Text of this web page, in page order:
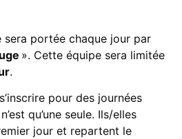
sera portée chaque jour par
». Cette équipe sera limitée
.
pour des journées
qu’une seule. Ils/elles
jour et repartent le